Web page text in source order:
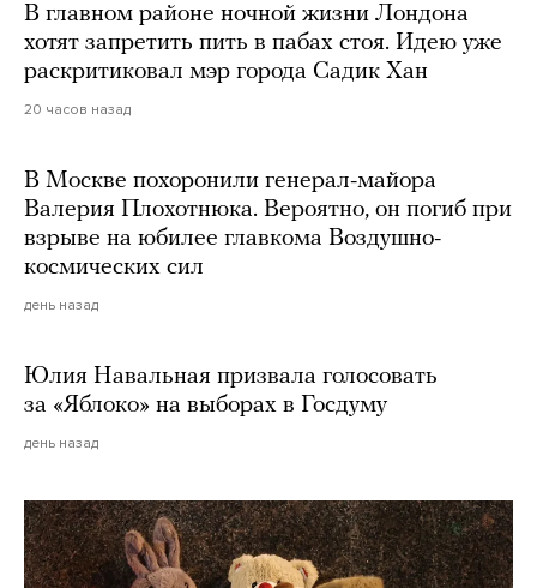
В главном районе ночной жизни Лондона
хотят запретить пить в пабах стоя. Идею уже
раскритиковал мэр города Садик Хан
20 часов назад
В Москве похоронили генерал-майора
Валерия Плохотнюка. Вероятно, он погиб при
взрыве на юбилее главкома Воздушно-
космических сил
день назад
Юлия Навальная призвала голосовать
за «Яблоко» на выборах в Госдуму
день назад